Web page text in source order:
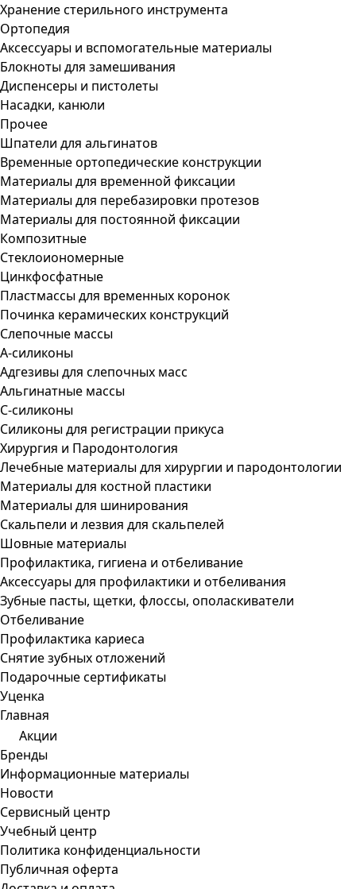
Хранение стерильного инструмента
Ортопедия
Аксессуары и вспомогательные материалы
Блокноты для замешивания
Диспенсеры и пистолеты
Насадки, канюли
Прочее
Шпатели для альгинатов
Временные ортопедические конструкции
Материалы для временной фиксации
Материалы для перебазировки протезов
Материалы для постоянной фиксации
Композитные
Стеклоиономерные
Цинкфосфатные
Пластмассы для временных коронок
Починка керамических конструкций
Слепочные массы
А-силиконы
Адгезивы для слепочных масс
Альгинатные массы
С-силиконы
Силиконы для регистрации прикуса
Хирургия и Пародонтология
Лечебные материалы для хирургии и пародонтологии
Материалы для костной пластики
Материалы для шинирования
Скальпели и лезвия для скальпелей
Шовные материалы
Профилактика, гигиена и отбеливание
Аксессуары для профилактики и отбеливания
Зубные пасты, щетки, флоссы, ополаскиватели
Отбеливание
Профилактика кариеса
Снятие зубных отложений
Подарочные сертификаты
Уценка
Главная
Акции
Бренды
Информационные материалы
Новости
Сервисный центр
Учебный центр
Политика конфиденциальности
Публичная оферта